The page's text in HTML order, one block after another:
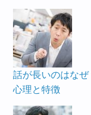
話が長いのはな
心理と特徴